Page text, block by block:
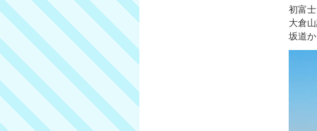
初富
大倉
坂道